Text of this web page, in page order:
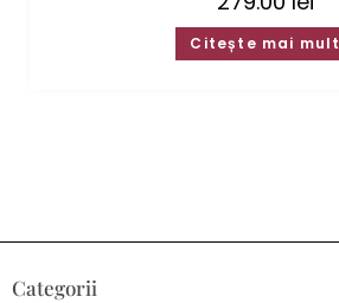
Citește mai mult
Categorii